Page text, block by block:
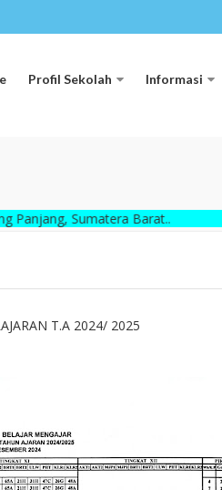
Profil Sekolah Informasi
Sumatera Barat..
T.A 2024/ 2025